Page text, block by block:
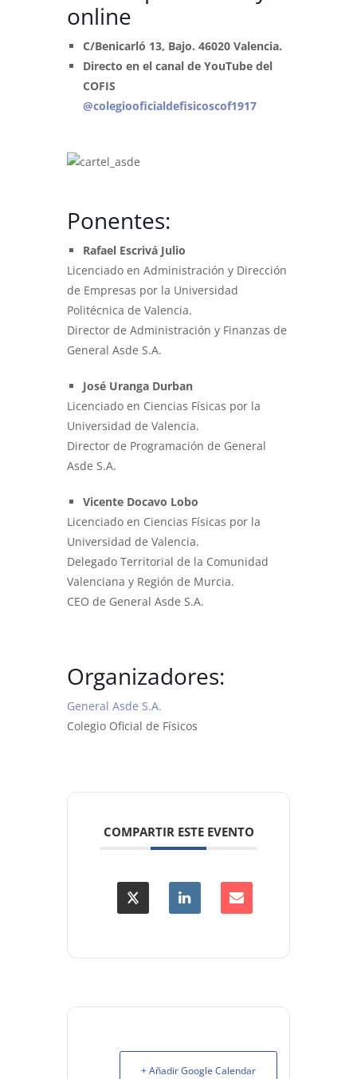
online
C/Benicarló 13, Bajo. 46020 Valencia.
Directo en el canal de YouTube del
COFIS
@colegiooficialdefisicoscof1917
Ponentes:
Rafael Escrivá Julio
Licenciado en Administración y Dirección
de Empresas por la Universidad
Politécnica de Valencia.
Director de Administración y Finanzas de
General Asde S.A.
José Uranga Durban
Licenciado en Ciencias Físicas por la
Universidad de Valencia.
Director de Programación de General
Asde S.A.
Vicente Docavo Lobo
Licenciado en Ciencias Físicas por la
Universidad de Valencia.
Delegado Territorial de la Comunidad
Valenciana y Región de Murcia.
CEO de General Asde S.A.
Organizadores:
General Asde S.A.
Colegio Oficial de Físicos
COMPARTIR ESTE EVENTO
+ Añadir Google Calendar